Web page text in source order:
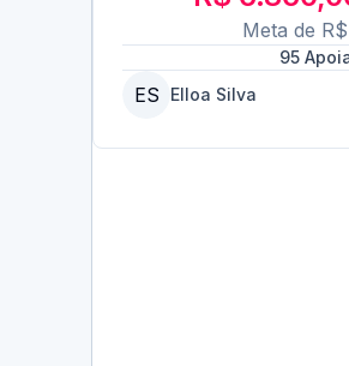
Meta de
95
ES Elloa Silva